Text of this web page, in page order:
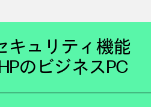
キュリティ機能
のビジネスPC